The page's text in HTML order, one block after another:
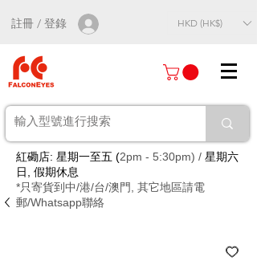
註冊 / 登錄 HKD (HK$)
紅磡店: 星期一至五 (2pm - 5:30pm) / 星期六
日, 假期休息
*只寄貨到中/港/台/澳門, 其它地區請電
郵/Whatsapp聯絡